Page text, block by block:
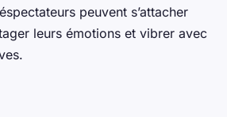
peuvent s’attacher
leurs émotions et vibrer avec